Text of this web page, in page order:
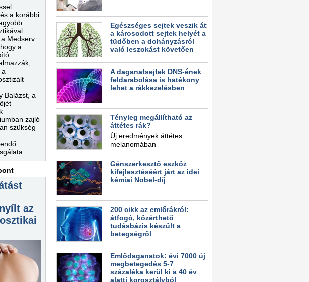
a korábbi
Medserv
a
Balázst, a
zajló
szükség
az
Egészséges sejtek veszik át
a károsodott sejtek helyét a
tüdőben a dohányzásról
való leszokást követően
A daganatsejtek DNS-ének
feldarabolása is hatékony
lehet a rákkezelésben
Tényleg megállítható az
áttétes rák?
Új eredmények áttétes
melanomában
Génszerkesztő eszköz
kifejlesztéséért járt az idei
kémiai Nobel-díj
200 cikk az emlőrákról:
átfogó, közérthető
tudásbázis készült a
betegségről
Emlődaganatok: évi 7000 új
megbetegedés 5-7
százaléka kerül ki a 40 év
alatti korosztályból